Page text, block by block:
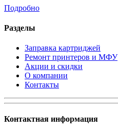
Подробно
Разделы
Заправка картриджей
Ремонт принтеров и МФУ
Акции и скидки
О компании
Контакты
Контактная информация